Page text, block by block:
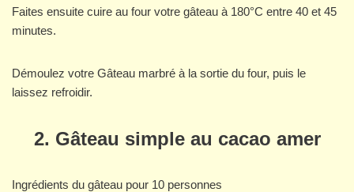
Faites ensuite cuire au four votre gâteau à 180°C entre 40 et 45
minutes.
Démoulez votre Gâteau marbré à la sortie du four, puis le
laissez refroidir.
2. Gâteau simple au cacao amer
Ingrédients du gâteau pour 10 personnes